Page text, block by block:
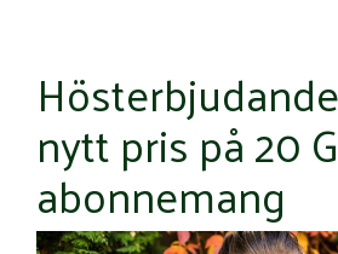
nytt pris på 20
abonnemang